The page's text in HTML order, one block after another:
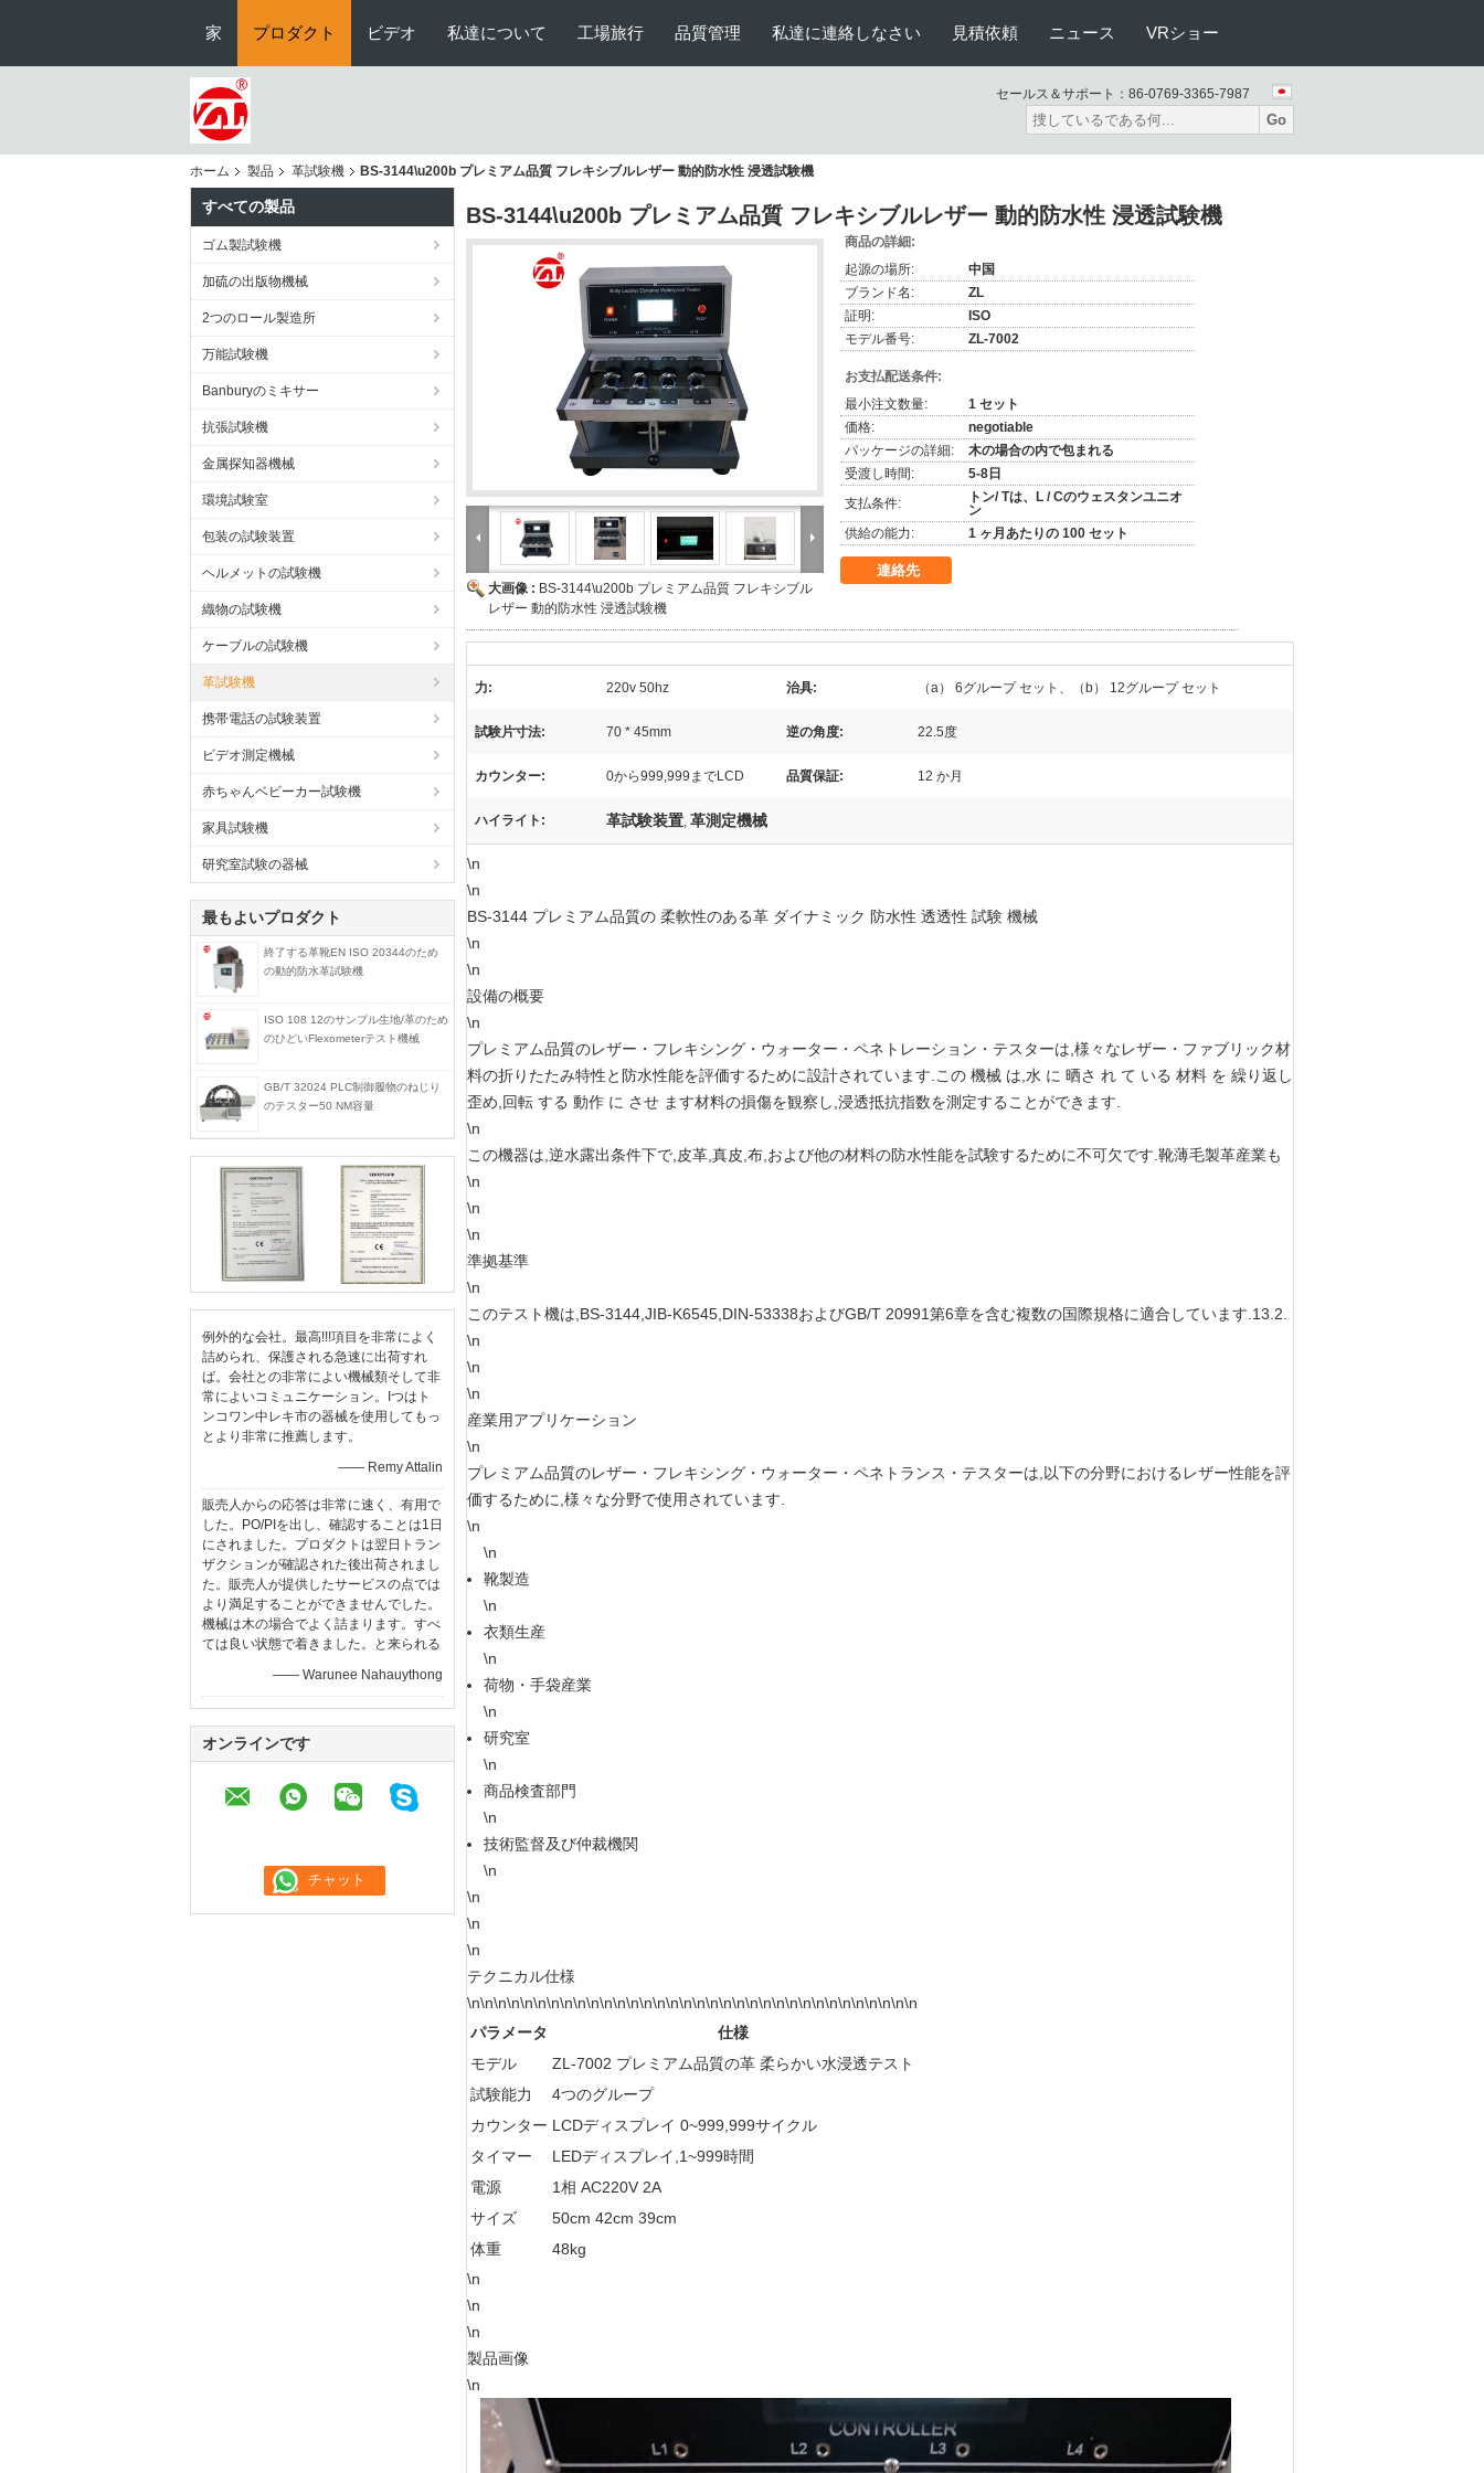
家 プロダクト ビデオ 私達について 工場旅行 品質管理 私達に連絡しなさい 見積依頼 ニュース VRショー
セールス＆サポート： 86-0769-3365-7987
Go
ホーム 製品 革試験機 BS-3144\u200b プレミアム品質 フレキシブルレザー 動的防水性 浸透試験機
すべての製品
ゴム製試験機
加硫の出版物機械
2つのロール製造所
万能試験機
Banburyのミキサー
抗張試験機
金属探知器機械
環境試験室
包装の試験装置
ヘルメットの試験機
織物の試験機
ケーブルの試験機
革試験機
携帯電話の試験装置
ビデオ測定機械
赤ちゃんベビーカー試験機
家具試験機
研究室試験の器械
最もよいプロダクト
終了する革靴EN ISO 20344のため
の動的防水革試験機
ISO 108 12のサンプル生地/革のため
のひどいFlexometerテスト機械
GB/T 32024 PLC制御履物のねじり
のテスター50 NM容量
例外的な会社。最高!!!項目を非常によく
詰められ、保護される急速に出荷すれ
ば。会社との非常によい機械類そして非
常によいコミュニケーション。Iつはト
ンコワン中レキ市の器械を使用してもっ
とより非常に推薦します。
—— Remy Attalin
販売人からの応答は非常に速く、有用で
した。PO/PIを出し、確認することは1日
にされました。プロダクトは翌日トラン
ザクションが確認された後出荷されまし
た。販売人が提供したサービスの点では
より満足することができませんでした。
機械は木の場合でよく詰まります。すべ
ては良い状態で着きました。と来られる
—— Warunee Nahauythong
オンラインです
BS-3144\u200b プレミアム品質 フレキシブルレザー 動的防水性 浸透試験機
大画像 : BS-3144\u200b プレミアム品質 フレキシブル
レザー 動的防水性 浸透試験機
商品の詳細:
起源の場所:
中国
ブランド名:
ZL
証明:
ISO
モデル番号:
ZL-7002
お支払配送条件:
最小注文数量:
1 セット
価格:
negotiable
パッケージの詳細:
木の場合の内で包まれる
受渡し時間:
5-8日
支払条件:
トン/ Tは、L / Cのウェスタンユニオ
ン
供給の能力:
1 ヶ月あたりの 100 セット
連絡先
力: 220v 50hz 治具: （a） 6グループ セット、（b） 12グループ セット
試験片寸法: 70 * 45mm 逆の角度: 22.5度
カウンター: 0から999,999までLCD 品質保証: 12 か月
ハイライト: 革試験装置, 革測定機械
\n
\n
BS-3144 プレミアム品質の 柔軟性のある革 ダイナミック 防水性 透透性 試験 機械
\n
\n
設備の概要
\n
プレミアム品質のレザー・フレキシング・ウォーター・ペネトレーション・テスターは,様々なレザー・ファブリック材
料の折りたたみ特性と防水性能を評価するために設計されています.この 機械 は,水 に 晒さ れ て いる 材料 を 繰り返し
歪め,回転 する 動作 に させ ます材料の損傷を観察し,浸透抵抗指数を測定することができます.
\n
この機器は,逆水露出条件下で,皮革,真皮,布,および他の材料の防水性能を試験するために不可欠です.靴薄毛製革産業も
\n
\n
\n
準拠基準
\n
このテスト機は,BS-3144,JIB-K6545,DIN-53338およびGB/T 20991第6章を含む複数の国際規格に適合しています.13.2.
\n
\n
\n
産業用アプリケーション
\n
プレミアム品質のレザー・フレキシング・ウォーター・ペネトランス・テスターは,以下の分野におけるレザー性能を評
価するために,様々な分野で使用されています.
\n
\n
靴製造
\n
衣類生産
\n
荷物・手袋産業
\n
研究室
\n
商品検査部門
\n
技術監督及び仲裁機関
\n
\n
\n
\n
テクニカル仕様
\n\n\n\n\n\n\n\n\n\n\n\n\n\n\n\n\n\n\n\n\n\n\n\n\n\n\n\n\n\n\n\n\n\n
パラメータ
仕様
モデル
ZL-7002 プレミアム品質の革 柔らかい水浸透テスト
試験能力
4つのグループ
カウンター LCDディスプレイ 0~999,999サイクル
タイマー
LEDディスプレイ,1~999時間
電源
1相 AC220V 2A
サイズ
50cm 42cm 39cm
体重
48kg
\n
\n
\n
製品画像
\n